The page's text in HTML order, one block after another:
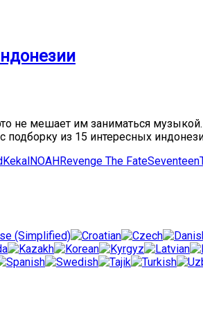
мешает им заниматься
из 15 интересных
KekalNOAHRevenge The FateSeventeen